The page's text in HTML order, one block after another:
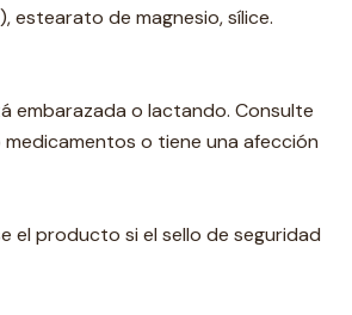
estearato de magnesio, sílice.
embarazada o lactando. Consulte
o tiene una afección
el producto si el sello de seguridad